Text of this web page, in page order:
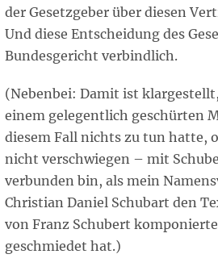
der Gesetzgeber über diesen
Und diese Entscheidung des
Bundesgericht verbindlich.
(Nebenbei: Damit ist
einem gelegentlich geschürten
diesem Fall nichts zu tun hatte,
nicht verschwiegen – mit
verbunden bin, als mein
Christian Daniel Schubart den
von Franz Schubert
geschmiedet hat.)